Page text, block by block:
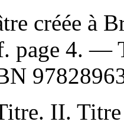
créée à
page 4. —
II.